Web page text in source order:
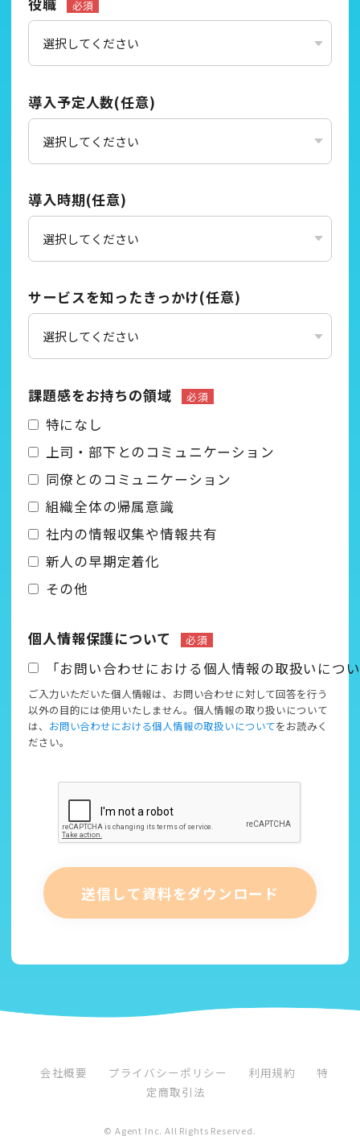
必須
導入予定人数(任意)
導入時期(任意)
サービスを知ったきっかけ(任意)
課題感をお持ちの領域 必須
特になし
上司・部下とのコミュニケーション
同僚とのコミュニケーション
組織全体の帰属意識
社内の情報収集や情報共有
新人の早期定着化
その他
個人情報保護について 必須
「お問い合わせにおける個人情報の取扱いにつ
ご入力いただいた個人情報は、お問い合わせに対して回答を行う
以外の目的には使用いたしません。個人情報の取り扱いについて
は、 お問い合わせにおける個人情報の取扱いについてをお読みく
ださい。
送信して資料をダウンロード
会社概要 プライバシーポリシー 利用規約
特
定商取引法
© Agent Inc. All Rights Reserved.